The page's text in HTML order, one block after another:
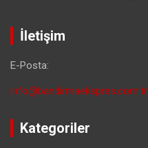
İletişim
E-Posta:
info@bandirmaekspres.com.tr
Kategoriler